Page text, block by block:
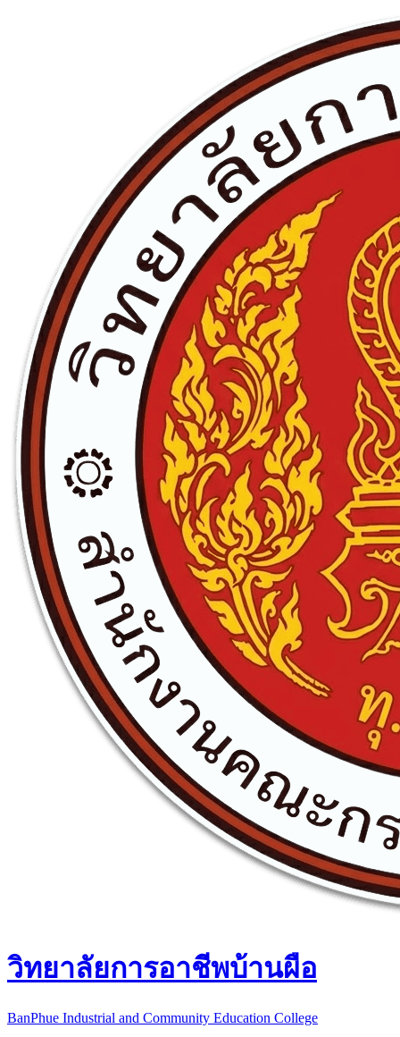
วิทยาลัยการอาชีพบ้านผือ
BanPhue Industrial and Community Education College